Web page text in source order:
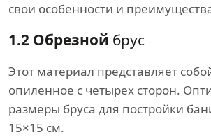
свои особенности и
1.2 Обрезной брус
Этот материал представляет
опиленное с четырех сторон.
размеры бруса для постройки
15×15 см.